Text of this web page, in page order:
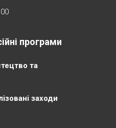
програми
та
заходи